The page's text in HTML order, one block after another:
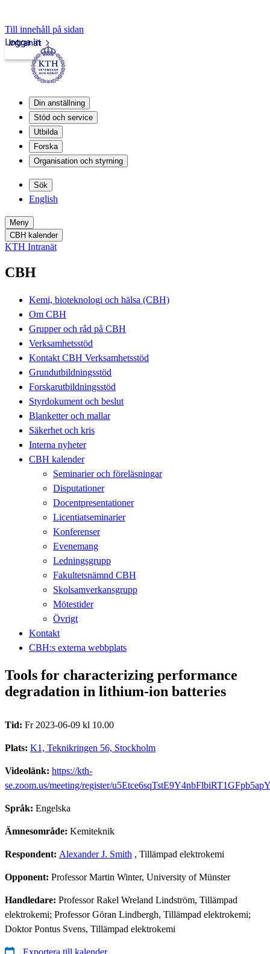
Till innehåll på sidan
Intranät
Logga in
Din anställning
Stöd och service
Utbilda
Forska
Organisation och styrning
Sök
English
Meny
CBH kalender
KTH Intranät
CBH
Kemi, bioteknologi och hälsa (CBH)
Om CBH
Grupper och råd på CBH
Verksamhetsstöd
Kontakt CBH Verksamhetsstöd
Grundutbildningsstöd
Forskarutbildningsstöd
Styrdokument och beslut
Blanketter och mallar
Säkerhet och kris
Interna nyheter
CBH kalender
Seminarier och föreläsningar
Disputationer
Docentpresentationer
Licentiatseminarier
Konferenser
Evenemang
Ledningsgrupp
Fakultetsnämnd CBH
Skolsamverkansgrupp
Mötestider
Övrigt
Kontakt
CBH:s externa webbplats
Tools for characterizing performance
degradation in lithium-ion batteries
Tid: Fr 2023-06-09 kl 10.00
Plats: K1, Teknikringen 56, Stockholm
Videolänk: https://kth-
se.zoom.us/meeting/register/
Språk: Engelska
Ämnesområde: Kemiteknik
Respondent: Alexander J. Smith , Tillämpad elektrokemi
Opponent: Professor Martin Winter, University of Münster
Handledare: Professor Rakel Wreland Lindström, Tillämpad
elektrokemi; Professor Göran Lindbergh, Tillämpad elektrokemi;
Doktor Pontus Svens, Tillämpad elektrokemi
Exportera till kalender